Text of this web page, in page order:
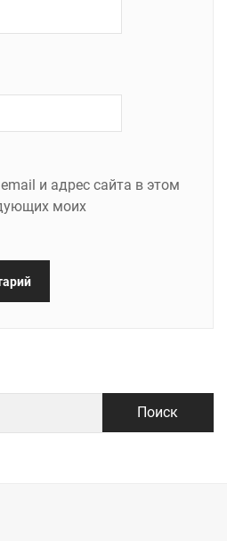
и адрес сайта в этом
моих